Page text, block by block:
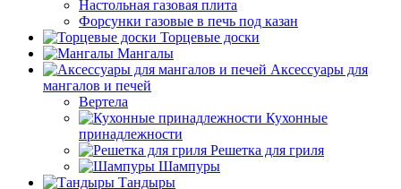
Настольная газовая плита
Форсунки газовые в печь под казан
Торцевые доски
Мангалы
Аксессуары для
мангалов и печей
Вертела
Кухонные
принадлежности
Решетка для гриля
Шампуры
Тандыры